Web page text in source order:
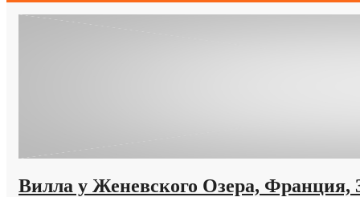
Вилла у Женевского Озера, Франция,